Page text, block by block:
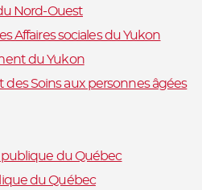
Nord-Ouest
Affaires sociales du Yukon
du Yukon
Soins aux personnes âgées
du Québec
du Québec